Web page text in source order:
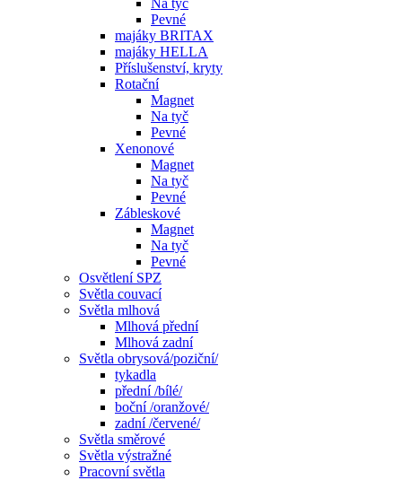
Na tyč
Pevné
majáky BRITAX
majáky HELLA
Příslušenství, kryty
Rotační
Magnet
Na tyč
Pevné
Xenonové
Magnet
Na tyč
Pevné
Zábleskové
Magnet
Na tyč
Pevné
Osvětlení SPZ
Světla couvací
Světla mlhová
Mlhová přední
Mlhová zadní
Světla obrysová/poziční/
tykadla
přední /bílé/
boční /oranžové/
zadní /červené/
Světla směrové
Světla výstražné
Pracovní světla